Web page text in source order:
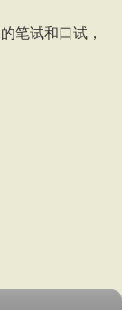
笔试和口试，